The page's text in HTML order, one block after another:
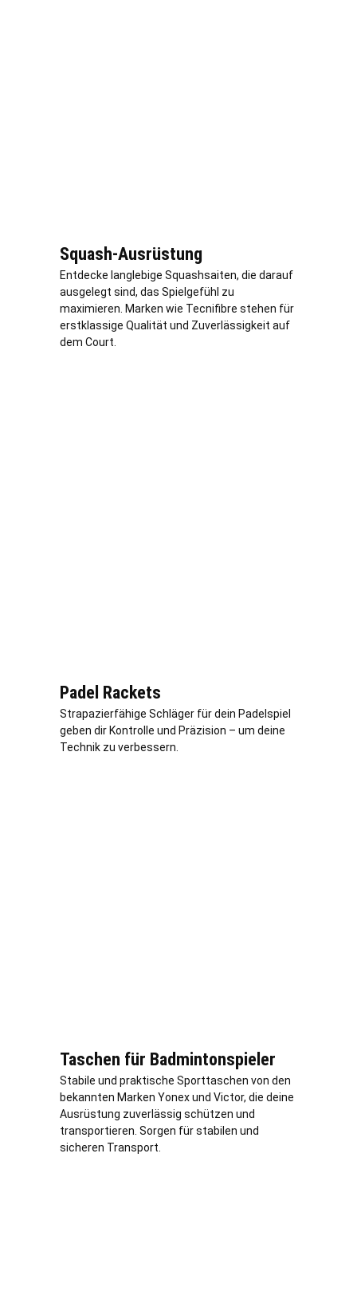
Squash-Ausrüstung
Entdecke langlebige Squashsaiten, die darauf
ausgelegt sind, das Spielgefühl zu
maximieren. Marken wie Tecnifibre stehen für
erstklassige Qualität und Zuverlässigkeit auf
dem Court.
Padel Rackets
Strapazierfähige Schläger für dein Padelspiel
geben dir Kontrolle und Präzision – um deine
Technik zu verbessern.
Taschen für Badmintonspieler
Stabile und praktische Sporttaschen von den
bekannten Marken Yonex und Victor, die deine
Ausrüstung zuverlässig schützen und
transportieren. Sorgen für stabilen und
sicheren Transport.